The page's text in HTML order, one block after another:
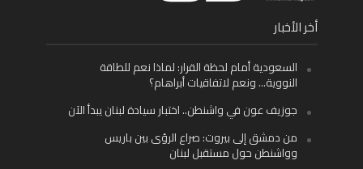
أخر الأخبار
السعودية أمام لحظة القرار: لماذا نعم للطاقة
النووية… ونعم لاتفاقيات أبراهام؟
جوزيف عون في واشنطن.. اختبار سيادة لبنان يبدأ الآن
من دمشق إلى بيروت: صراع الرؤى بين باريس
وواشنطن حول مستقبل لبنان